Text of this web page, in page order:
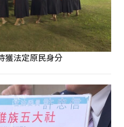
獲法定原民身分